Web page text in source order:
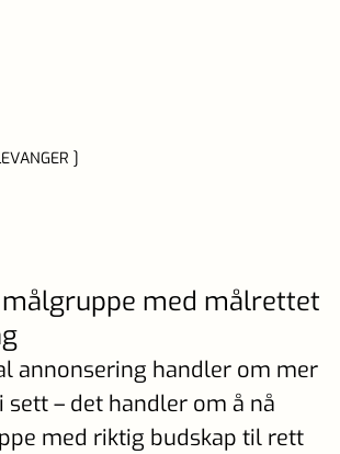
]
med målrettet
annonsering handler om mer
sett – det handler om å nå
med riktig budskap til rett